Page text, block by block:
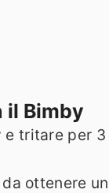
il Bimby
tritare per
ottenere